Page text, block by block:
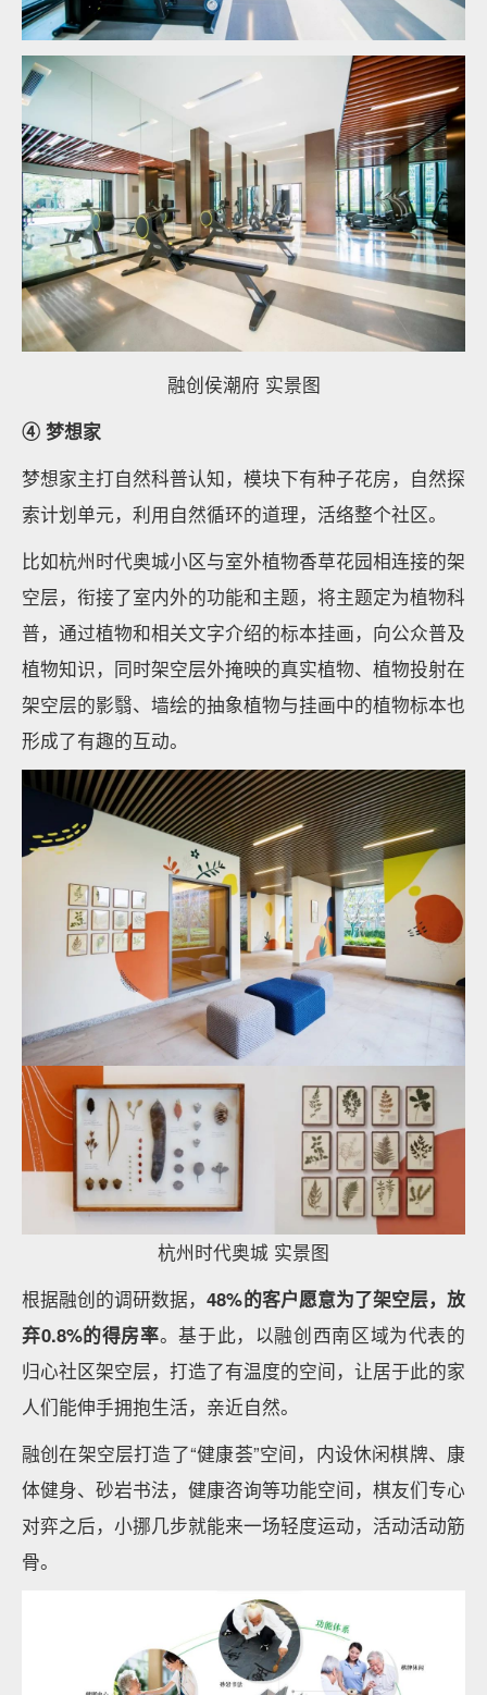
融创侯潮府 实景图
④ 梦想家
梦想家主打自然科普认知，模块下有种子花房，自然探
索计划单元，利用自然循环的道理，活络整个社区。
比如杭州时代奥城小区与室外植物香草花园相连接的架
空层，衔接了室内外的功能和主题，将主题定为植物科
普，通过植物和相关文字介绍的标本挂画，向公众普及
植物知识，同时架空层外掩映的真实植物、植物投射在
架空层的影翳、墙绘的抽象植物与挂画中的植物标本也
形成了有趣的互动。
杭州时代奥城 实景图
根据融创的调研数据，48%的客户愿意为了架空层，放
弃0.8%的得房率。基于此，以融创西南区域为代表的
归心社区架空层，打造了有温度的空间，让居于此的家
人们能伸手拥抱生活，亲近自然。
融创在架空层打造了“健康荟”空间，内设休闲棋牌、康
体健身、砂岩书法，健康咨询等功能空间，棋友们专心
对弈之后，小挪几步就能来一场轻度运动，活动活动筋
骨。